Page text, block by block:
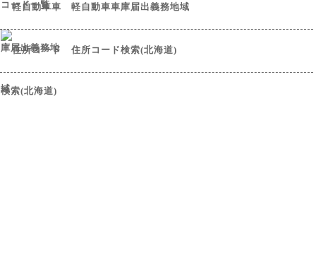
軽自動車車庫届出義務地域
住所コード検索(北海道)